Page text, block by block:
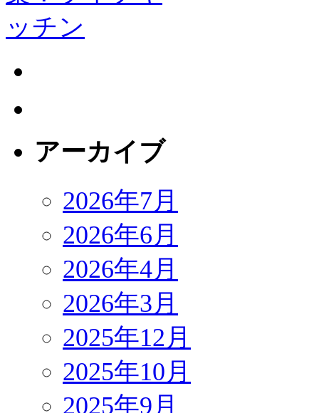
アーカイブ
2026年7月
2026年6月
2026年4月
2026年3月
2025年12月
2025年10月
2025年9月